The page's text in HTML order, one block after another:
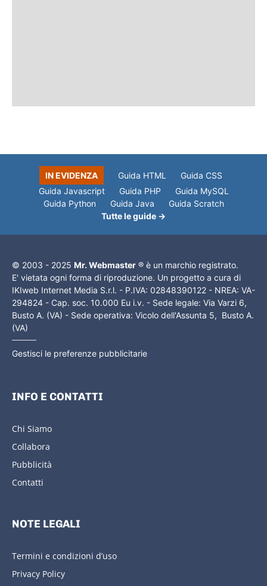
IN EVIDENZA Guida HTML
Guida CSS
Guida Javascript
Guida PHP
Guida MySQL
Guida Python
Guida Java
Guida Scratch
Tutte le guide →
© 2003 - 2025 Mr. Webmaster ® è un marchio registrato.
E' vietata ogni forma di riproduzione. Un progetto a cura di
IKIweb Internet Media S.r.l. - P.IVA: 02848390122 - NREA: VA-
294824 - Cap. soc. 10.000 Eu i.v. - Sede legale: Via Varzi 6,
Busto A. (VA) - Sede operativa: Vicolo dell'Assunta 5, Busto A.
(VA)
Gestisci le preferenze pubblicitarie
INFO E CONTATTI
Chi Siamo
Collabora
Pubblicità
Contatti
NOTE LEGALI
Termini e condizioni d’uso
Privacy Policy